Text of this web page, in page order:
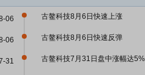
古鳌科技8月6日快速上涨
06
古鳌科技8月6日快速反弹
06
古鳌科技7月31日盘中涨幅达5%
31